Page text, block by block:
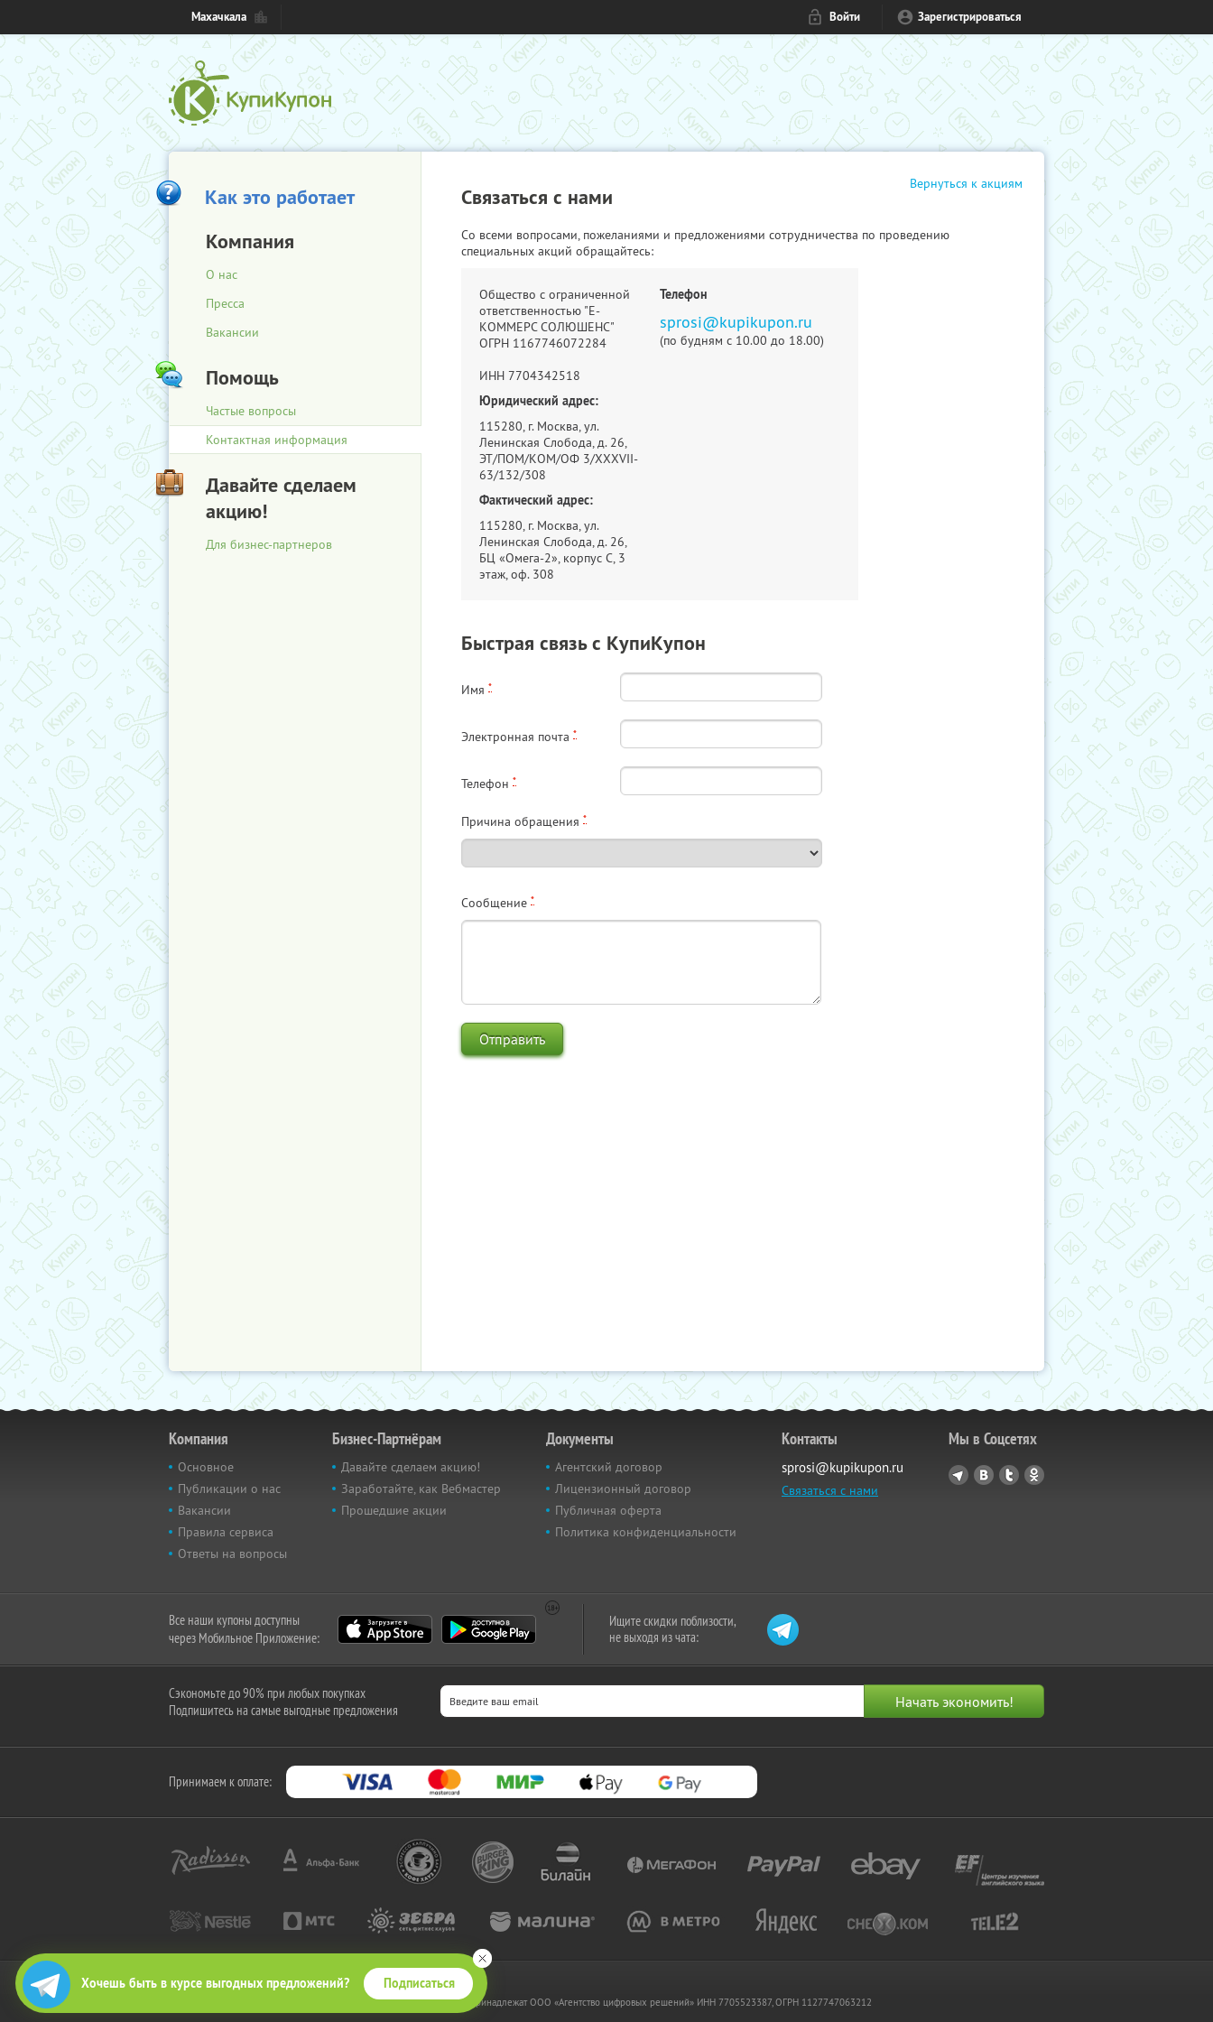
Хочешь быть в курсе выгодных предложений? Подписаться
Махачкала Войти Зарегистрироваться
Как это работает
Компания
О нас
Пресса
Вакансии
Помощь
Частые вопросы
Контактная информация
Давайте сделаем
акцию!
Для бизнес-партнеров
Вернуться к акциям
Связаться с нами
Со всеми вопросами, пожеланиями и предложениями сотрудничества по проведению
специальных акций обращайтесь:
Общество с ограниченной
ответственностью "Е-
КОММЕРС СОЛЮШЕНС"
ОГРН 1167746072284
ИНН 7704342518
Юридический адрес:
115280, г. Москва, ул.
Ленинская Слобода, д. 26,
ЭТ/ПОМ/КОМ/ОФ 3/XXXVII-
63/132/308
Фактический адрес:
115280, г. Москва, ул.
Ленинская Слобода, д. 26,
БЦ «Омега-2», корпус С, 3
этаж, оф. 308
Телефон
sprosi@kupikupon.ru
(по будням с 10.00 до 18.00)
Быстрая связь с КупиКупон
*
Имя
*
Электронная почта
*
Телефон
*
Причина обращения
*
Сообщение
Компания
Основное
Публикации о нас
Вакансии
Правила сервиса
Ответы на вопросы
Бизнес-Партнёрам
Давайте сделаем акцию!
Заработайте, как Вебмастер
Прошедшие акции
Документы
Агентский договор
Лицензионный договор
Публичная оферта
Политика конфиденциальности
Контакты
sprosi@kupikupon.ru
Связаться с нами
Мы в Соцсетях
Все наши купоны доступны
через Мобильное Приложение:
Ищите скидки поблизости,
не выходя из чата:
Сэкономьте до 90% при любых покупках
Подпишитесь на самые выгодные предложения
Принимаем к оплате:
2010-2026 © КупиКупон. Все права защищены.
Все права на товарный знак "КупиКупон" и на сайт www.kupikupon.ru принадлежат OOO «Агентство цифровых решений» ИНН 7705523387, ОГРН 1127747063212